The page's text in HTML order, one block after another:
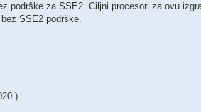
podrške za SSE2. Ciljni procesori za ovu
SSE2 podrške.